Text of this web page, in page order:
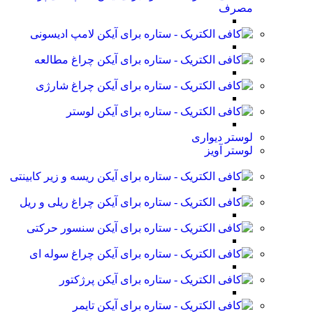
مصرف
لامپ ادیسونی
چراغ مطالعه
چراغ شارژی
لوستر
لوستر دیواری
لوستر آویز
ریسه و زیر کابینتی
چراغ ریلی و ریل
سنسور حرکتی
چراغ سوله ای
پرژکتور
تایمر